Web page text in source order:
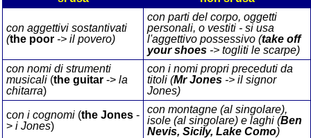
con aggettivi sostantivati
(the poor -> il povero)
con parti del corpo, oggetti
personali, o vestiti - si usa
l'aggettivo possessivo (take off
your shoes -> togliti le scarpe)
con nomi di strumenti
musicali (the guitar -> la
chitarra)
con i nomi propri preceduti da
titoli (Mr Jones -> il signor
Jones)
con i cognomi (the Jones -
> i Jones)
con montagne (al singolare),
isole (al singolare) e laghi (Ben
Nevis, Sicily, Lake Como)